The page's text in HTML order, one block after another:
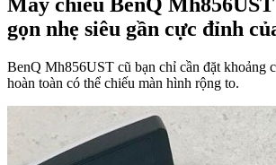
gọn nhẹ siêu gần cực đỉnh
BenQ Mh856UST cũ bạn chỉ cần đặt khoảng
hoàn toàn có thể chiếu màn hình rộng to.